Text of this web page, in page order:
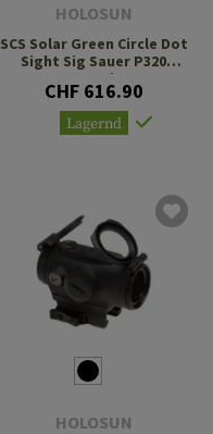
HOLOSUN
SCS Solar Green Circle Dot
Sight Sig Sauer P320
Footprint
CHF 616.90
Lagernd
HOLOSUN